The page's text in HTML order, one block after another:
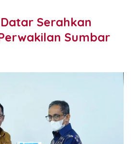
Serahkan
Sumbar